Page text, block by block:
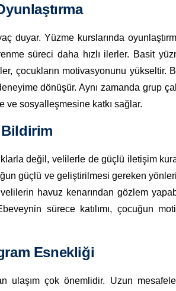
duyar. Yüzme kurslarında
süreci daha hızlı ilerler. Basit
çocukların motivasyonunu yükseltir.
dönüşür. Aynı zamanda grup
ve sosyalleşmesine katkı sağlar.
değil, velilerle de güçlü iletişim
güçlü ve geliştirilmesi gereken
havuz kenarından gözlem
sürece katılımı, çocuğun
Esnekliği
ulaşım çok önemlidir. Uzun